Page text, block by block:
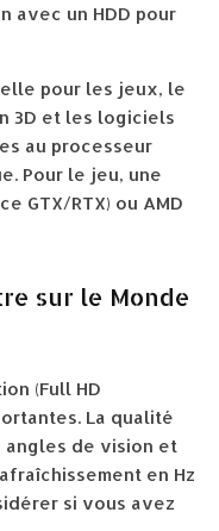
avec un HDD pour
pour les jeux, le
3D et les logiciels
au processeur
Pour le jeu, une
GTX/RTX) ou AMD
sur le Monde
(Full HD
La qualité
angles de vision et
en Hz
si vous avez